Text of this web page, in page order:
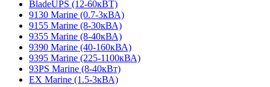
BladeUPS (12-60кВТ)
9130 Marine (0.7-3кВА)
9155 Marine (8-30кВА)
9355 Marine (8-40кВА)
9390 Marine (40-160кВА)
9395 Marine (225-1100кВА)
93PS Marine (8-40кВт)
EX Marine (1.5-3кВА)